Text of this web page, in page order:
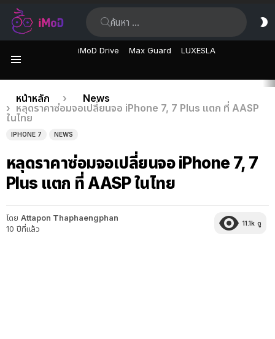
iMoD Drive Max Guard LUXESLA
เรื่อง
ล่าสุด
คุณอยู่ที่นี่:
หน้าหลัก
News
หลุดราคาซ่อมจอเปลี่ยนจอ iPhone 7, 7 Plus แตก ที่ AASP
ในไทย
IPHONE 7 NEWS
หลุดราคาซ่อมจอเปลี่ยนจอ iPhone 7, 7
Plus แตก ที่ AASP ในไทย
โดย Attapon Thaphaengphan
10 ปีที่แล้ว
11.1k ดู